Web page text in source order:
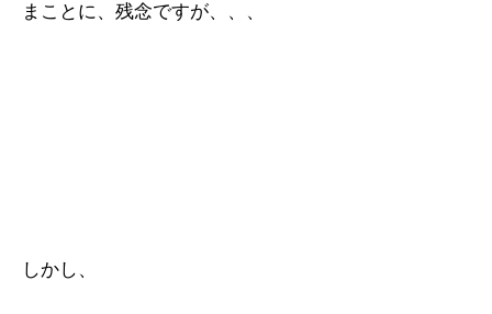
まことに、残念ですが、、、
しかし、